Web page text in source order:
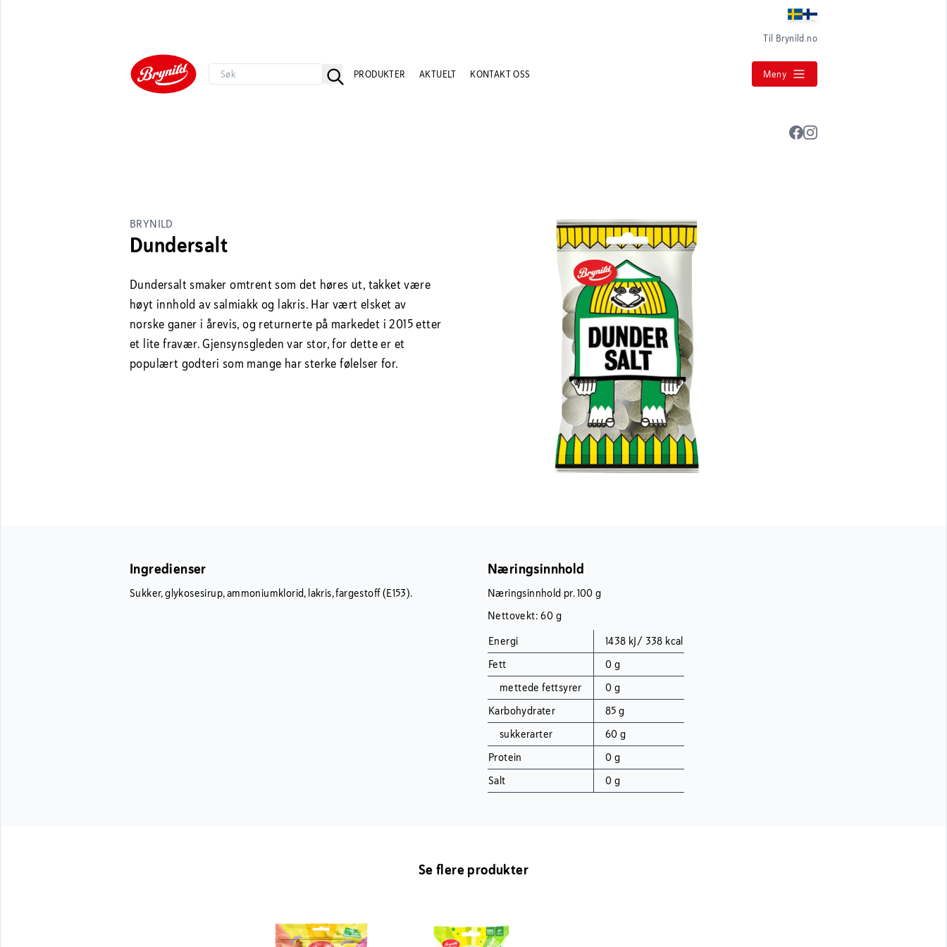
Til Brynild.no
PRODUKTER AKTUELT KONTAKT OSS Meny
BRYNILD
Dundersalt
Dundersalt smaker omtrent som det høres ut, takket være
høyt innhold av salmiakk og lakris. Har vært elsket av
norske ganer i årevis, og returnerte på markedet i 2015 etter
et lite fravær. Gjensynsgleden var stor, for dette er et
populært godteri som mange har sterke følelser for.
Ingredienser
Sukker, glykosesirup, ammoniumklorid, lakris, fargestoff (E153).
Næringsinnhold
Næringsinnhold pr. 100 g
Nettovekt: 60 g
Energi
1438 kJ/ 338 kcal
Fett
0 g
mettede fettsyrer
0 g
Karbohydrater
85 g
sukkerarter
60 g
Protein
0 g
Salt
0 g
Se flere produkter